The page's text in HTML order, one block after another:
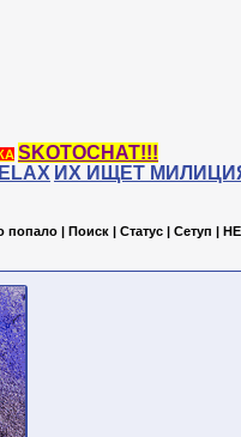
SKOTOCHAT!!!
ИХ ИЩЕТ
попало | Поиск | Статус | Сетуп |